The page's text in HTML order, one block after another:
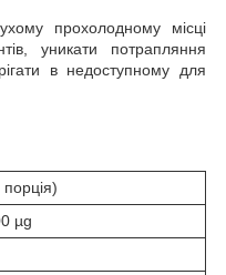
прохолодному місці
уникати потрапляння
в недоступному для
µg